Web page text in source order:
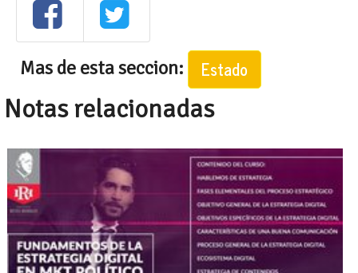
Mas de esta seccion: Estado
Notas relacionadas